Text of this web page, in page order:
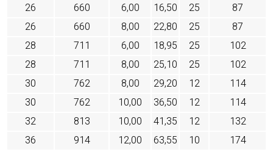
26
660 6,00 16,50 25
87
26
660 8,00 22,80 25
87
28
711 6,00 18,95 25
102
28
711 8,00 25,10 25
102
30
762 8,00 29,20 12
114
30
762 10,00 36,50 12
114
32
813 10,00 41,35 12
132
36
914 12,00 63,55 10 174